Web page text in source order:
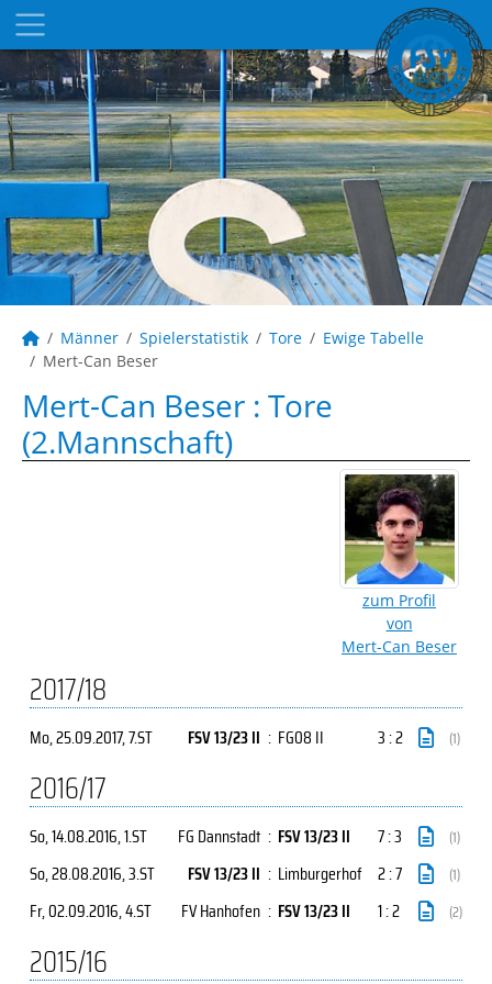
Männer Spielerstatistik Tore
Ewige Tabelle
Mert-Can Beser
Mert-Can Beser : Tore
(2.Mannschaft)
zum Profil
von
Mert-Can Beser
2017/18
Mo, 25.09.2017, 7.ST FSV 13/23 II : FG08 II 3 : 2 (1)
2016/17
So, 14.08.2016, 1.ST FG Dannstadt : FSV 13/23 II 7 : 3 (1)
So, 28.08.2016, 3.ST FSV 13/23 II : Limburgerhof 2 : 7 (1)
Fr, 02.09.2016, 4.ST FV Hanhofen : FSV 13/23 II 1 : 2 (2)
2015/16